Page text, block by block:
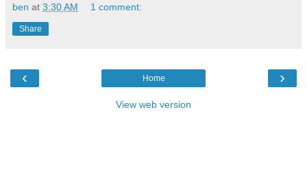
ben at 3:30 AM 1 comment:
Share
‹ ›
Home
View web version